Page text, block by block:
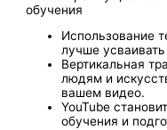
обучения
Использование
лучше
Вертикальная
людям и
вашем видео.
YouTube
обучения и